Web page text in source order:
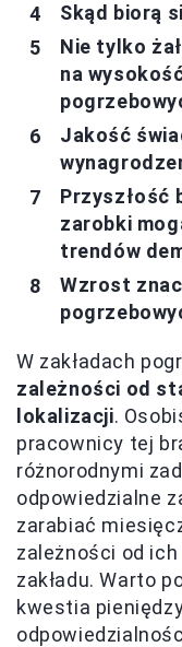
Skąd biorą
Nie tylko
na
Jakość
Przyszłość
zarobki
trendów
Wzrost
W zakładach
zależności od
lokalizacji.
pracownicy tej
różnorodnymi
odpowiedzialne
zarabiać
zależności od
zakładu. Warto
kwestia